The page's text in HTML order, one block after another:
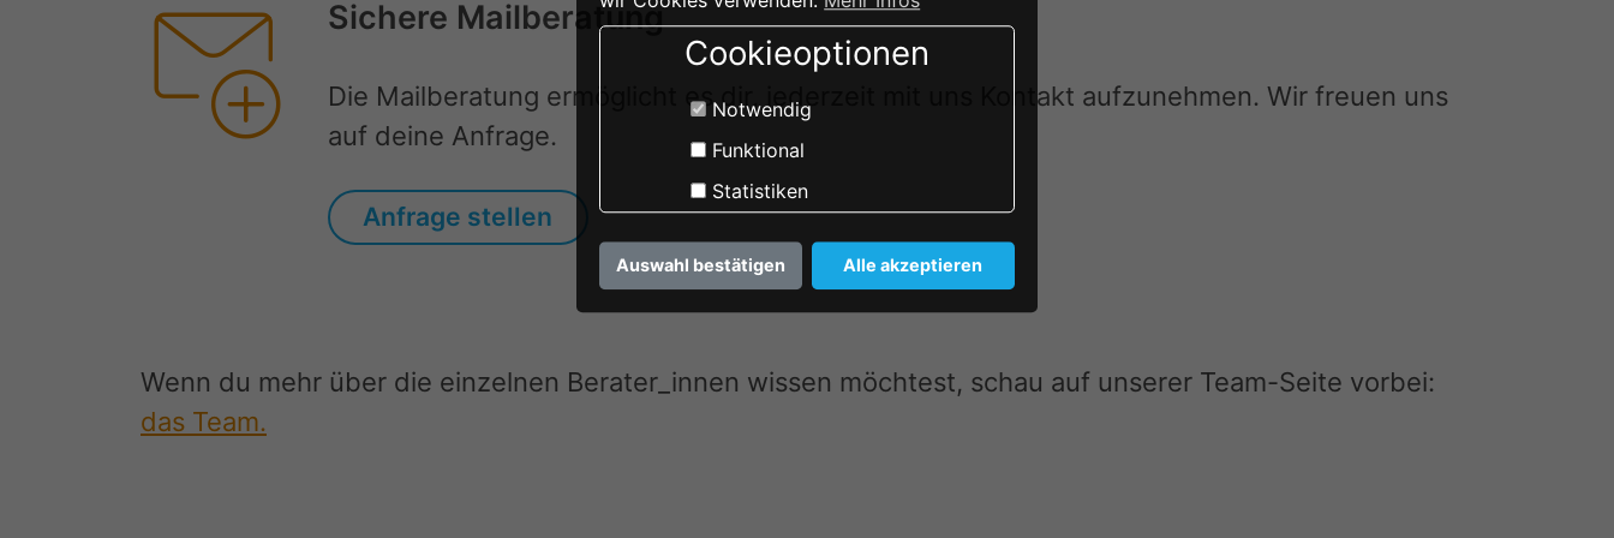
Cookieoptionen
Notwendig
Funktional
Statistiken
Auswahl bestätigen Alle akzeptieren
Sichere Mailberatung
Die Mailberatung ermöglicht es dir, jederzeit mit uns Kontakt aufzunehmen. Wir freuen uns
auf deine Anfrage.
Anfrage stellen
Wenn du mehr über die einzelnen Berater_innen wissen möchtest, schau auf unserer Team-Seite vorbei:
das Team.